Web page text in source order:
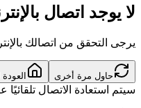
لا يوجد اتصال
يرجى التحقق من اتصالك
حاول مرة أخرى
سيتم استعادة الاتصال تلقائيًا